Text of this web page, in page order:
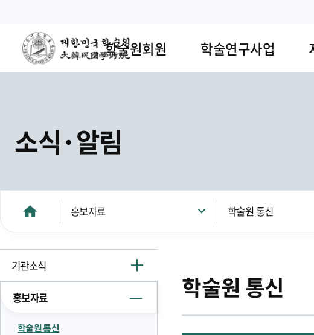
학술원회원 학술연구사업
소식·알림
홍보자료 학술원 통신
기관소식
홍보자료
학술원 통신
학술원 통신